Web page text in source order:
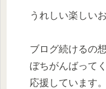
うれしい楽しい
ブログ続けるの
ぼちがんばって
応援しています。